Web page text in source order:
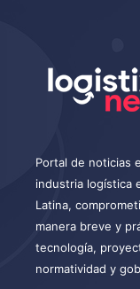
Portal de noticias
industria logística
Latina,
manera breve y
tecnología,
normatividad y